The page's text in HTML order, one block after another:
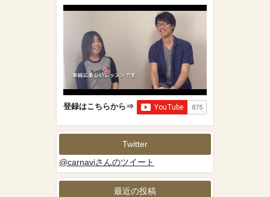
登録はこちらから⇒
Twitter
@carnaviさんのツイート
最近の投稿